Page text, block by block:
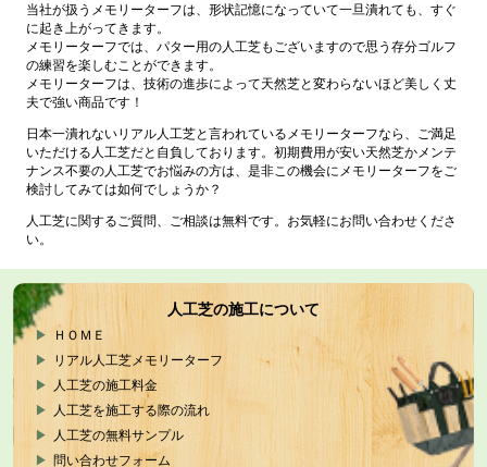
当社が扱うメモリーターフは、形状記憶になっていて一旦潰れても、すぐ
に起き上がってきます。
メモリーターフでは、パター用の人工芝もございますので思う存分ゴルフ
の練習を楽しむことができます。
メモリーターフは、技術の進歩によって天然芝と変わらないほど美しく丈
夫で強い商品です！
日本一潰れないリアル人工芝と言われているメモリーターフなら、ご満足
いただける人工芝だと自負しております。初期費用が安い天然芝かメンテ
ナンス不要の人工芝でお悩みの方は、是非この機会にメモリーターフをご
検討してみては如何でしょうか？
人工芝に関するご質問、ご相談は無料です。お気軽にお問い合わせくださ
い。
人工芝の施工について
ＨＯＭＥ
リアル人工芝メモリーターフ
人工芝の施工料金
人工芝を施工する際の流れ
人工芝の無料サンプル
問い合わせフォーム